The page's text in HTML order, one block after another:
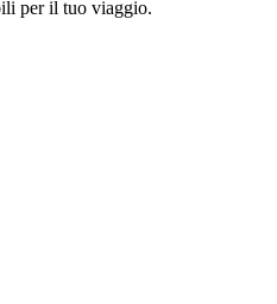
per il tuo viaggio.